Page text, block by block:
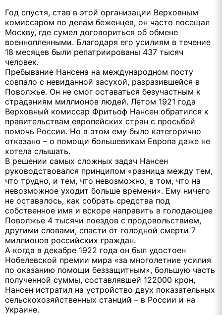
Год спустя, став в этой организации Верховным
комиссаром по делам беженцев, он часто посещал
Москву, где сумел договориться об обмене
военнопленными. Благодаря его усилиям в течение
18 месяцев были репатриированы 437 тысяч
человек.
Пребывание Нансена на международном посту
совпало с невиданной засухой, разразившейся в
Поволжье. Он не смог оставаться безучастным к
страданиям миллионов людей. Летом 1921 года
Верховный комиссар Фритьоф Нансен обратился к
правительствам европейских стран с просьбой
помочь России. Но в этом ему было категорично
отказано – о помощи большевикам Европа даже не
хотела слышать.
В решении самых сложных задач Нансен
руководствовался принципом «разница между тем,
что трудно, и тем, что невозможно, в том, что на
невозможное уходит больше времени». Ему ничего
не оставалось, как собрать средства под
собственное имя и вскоре направить в голодающее
Поволжье 4 тысячи поездов с продовольствием,
другими словами, спасти от голодной смерти 7
миллионов российских граждан.
А когда в декабре 1922 года он был удостоен
Нобелевской премии мира «за многолетние усилия
по оказанию помощи беззащитным», большую часть
полученной суммы, составлявшей 122000 крон,
Нансен истратил на устройство двух показательных
сельскохозяйственных станций – в России и на
Украине.